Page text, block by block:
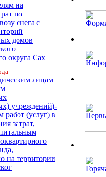
на
по
снега с
домов
округа Сах
лицам
учреждений)-
работ (услуг) в
затрат,
на территории